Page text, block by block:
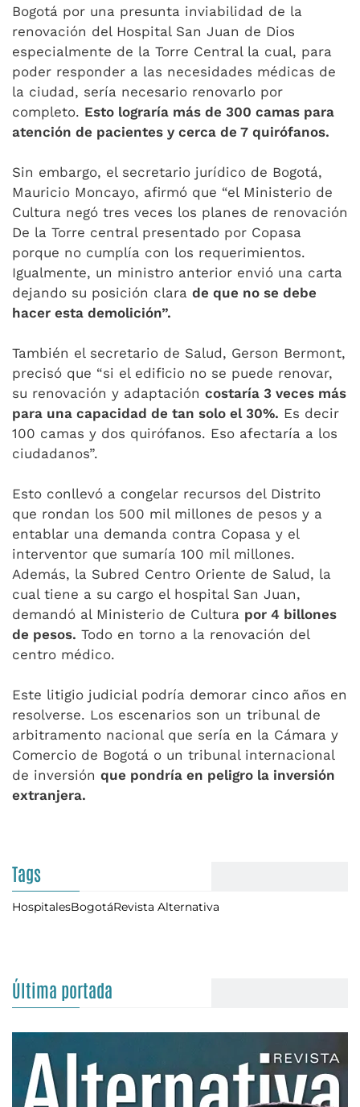
Bogotá por una presunta inviabilidad de la
renovación del Hospital San Juan de Dios
especialmente de la Torre Central la cual, para
poder responder a las necesidades médicas de
la ciudad, sería necesario renovarlo por
completo. Esto lograría más de 300 camas para
atención de pacientes y cerca de 7 quirófanos.
Sin embargo, el secretario jurídico de Bogotá,
Mauricio Moncayo, afirmó que “el Ministerio de
Cultura negó tres veces los planes de renovación
De la Torre central presentado por Copasa
porque no cumplía con los requerimientos.
Igualmente, un ministro anterior envió una carta
dejando su posición clara de que no se debe
hacer esta demolición”.
También el secretario de Salud, Gerson Bermont,
precisó que “si el edificio no se puede renovar,
su renovación y adaptación costaría 3 veces más
para una capacidad de tan solo el 30%. Es decir
100 camas y dos quirófanos. Eso afectaría a los
ciudadanos”.
Esto conllevó a congelar recursos del Distrito
que rondan los 500 mil millones de pesos y a
entablar una demanda contra Copasa y el
interventor que sumaría 100 mil millones.
Además, la Subred Centro Oriente de Salud, la
cual tiene a su cargo el hospital San Juan,
demandó al Ministerio de Cultura por 4 billones
de pesos. Todo en torno a la renovación del
centro médico.
Este litigio judicial podría demorar cinco años en
resolverse. Los escenarios son un tribunal de
arbitramento nacional que sería en la Cámara y
Comercio de Bogotá o un tribunal internacional
de inversión que pondría en peligro la inversión
extranjera.
Tags
HospitalesBogotáRevista Alternativa
Última portada